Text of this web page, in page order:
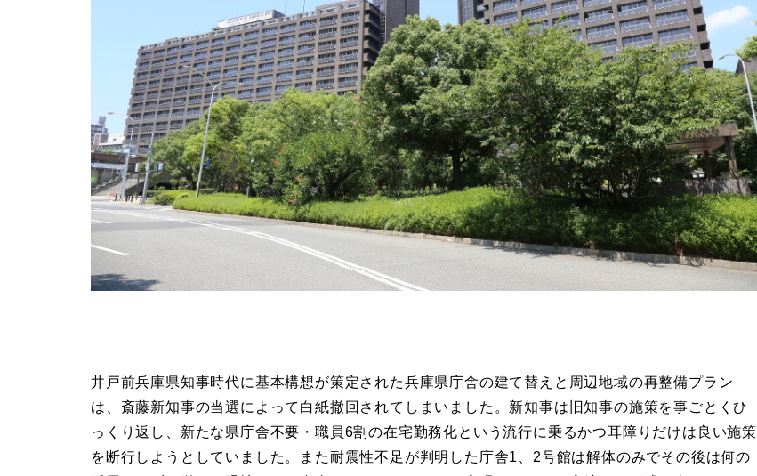
井戸前兵庫県知事時代に基本構想が策定された兵庫県庁舎の建て替えと周辺地域の再整備プラン
は、斎藤新知事の当選によって白紙撤回されてしまいました。新知事は旧知事の施策を事ごとくひ
っくり返し、新たな県庁舎不要・職員6割の在宅勤務化という流行に乗るかつ耳障りだけは良い施策
を断行しようとしていました。また耐震性不足が判明した庁舎1、2号館は解体のみでその後は何の